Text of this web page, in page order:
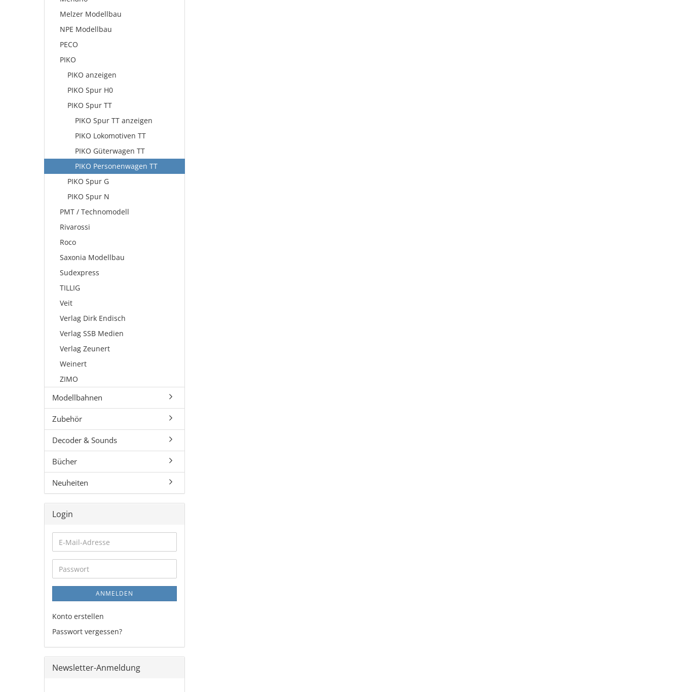
Melzer Modellbau
NPE Modellbau
PECO
PIKO
PIKO anzeigen
PIKO Spur H0
PIKO Spur TT
PIKO Spur TT anzeigen
PIKO Lokomotiven TT
PIKO Güterwagen TT
PIKO Personenwagen TT
PIKO Spur G
PIKO Spur N
PMT / Technomodell
Rivarossi
Roco
Saxonia Modellbau
Sudexpress
TILLIG
Veit
Verlag Dirk Endisch
Verlag SSB Medien
Verlag Zeunert
Weinert
ZIMO
Modellbahnen
Zubehör
Decoder & Sounds
Bücher
Neuheiten
Login
E-
Mail-
Adresse
Passwort
ANMELDEN
Konto erstellen
Passwort vergessen?
Newsletter-Anmeldung